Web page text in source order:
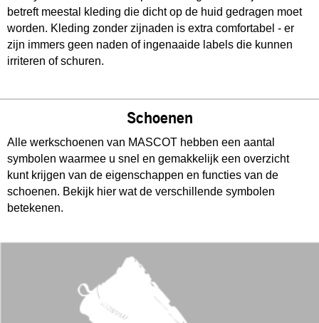
betreft meestal kleding die dicht op de huid gedragen moet
worden. Kleding zonder zijnaden is extra comfortabel - er
zijn immers geen naden of ingenaaide labels die kunnen
irriteren of schuren.
Schoenen
Alle werkschoenen van MASCOT hebben een aantal
symbolen waarmee u snel en gemakkelijk een overzicht
kunt krijgen van de eigenschappen en functies van de
schoenen. Bekijk hier wat de verschillende symbolen
betekenen.